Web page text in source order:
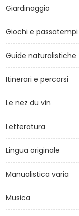
Giardinaggio
Giochi e passatempi
Guide naturalistiche
Itinerari e percorsi
Le nez du vin
Letteratura
Lingua originale
Manualistica varia
Musica